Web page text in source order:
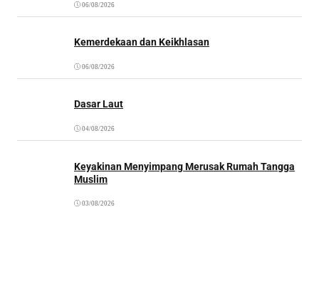
06/08/2026
Kemerdekaan dan Keikhlasan
06/08/2026
Dasar Laut
04/08/2026
Keyakinan Menyimpang Merusak Rumah Tangga
Muslim
03/08/2026